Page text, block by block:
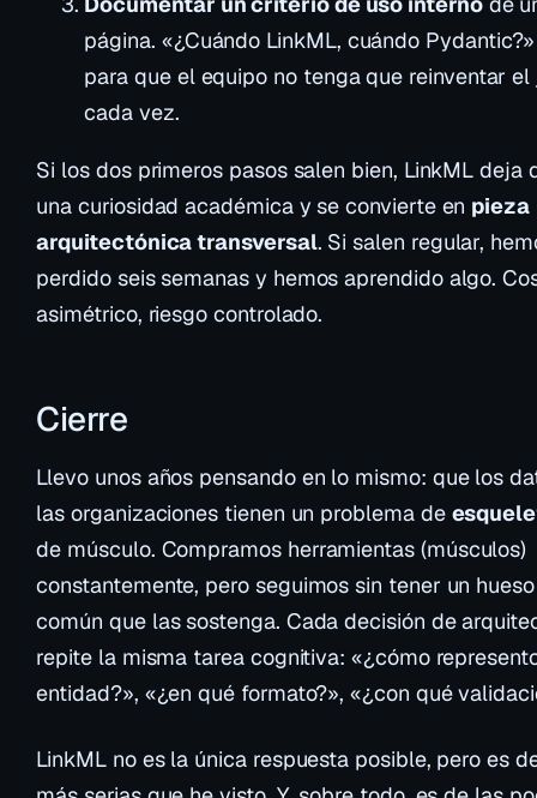
página. «¿Cuándo LinkML, cuándo
para que el equipo no tenga que reinventar el
cada vez.
Si los dos primeros pasos salen bien, LinkML deja
una curiosidad académica y se convierte en pieza
arquitectónica transversal. Si salen regular,
perdido seis semanas y hemos aprendido algo.
asimétrico, riesgo controlado.
Cierre
Llevo unos años pensando en lo mismo: que los
las organizaciones tienen un problema de
de músculo. Compramos herramientas (músculos)
constantemente, pero seguimos sin tener un hueso
común que las sostenga. Cada decisión de
repite la misma tarea cognitiva: «¿cómo
entidad?», «¿en qué formato?», «¿con qué
LinkML no es la única respuesta posible, pero es